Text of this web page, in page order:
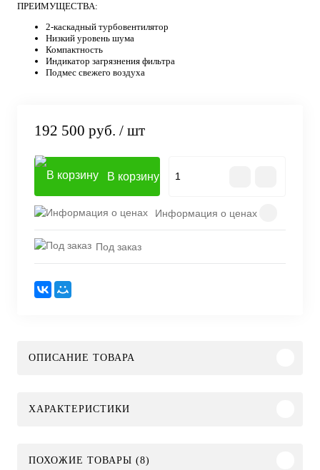
ПРЕИМУЩЕСТВА:
2-каскадный турбовентилятор
Низкий уровень шума
Компактность
Индикатор загрязнения фильтра
Подмес свежего воздуха
192 500 руб. / шт
В корзину
Информация о ценах
Под заказ
ОПИСАНИЕ ТОВАРА
ХАРАКТЕРИСТИКИ
ПОХОЖИЕ ТОВАРЫ (8)